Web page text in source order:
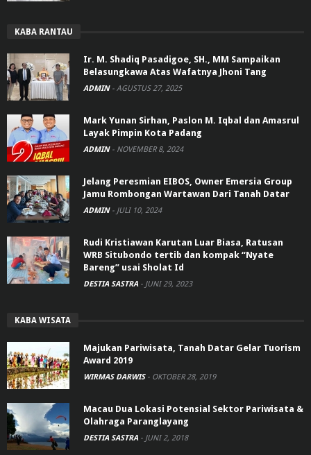
KABA RANTAU
Ir. M. Shadiq Pasadigoe, SH., MM Sampaikan
Belasungkawa Atas Wafatnya Jhoni Tang
ADMIN - AGUSTUS 27, 2025
Mark Yunan Sirhan, Paslon M. Iqbal dan Amasrul
Layak Pimpin Kota Padang
ADMIN - NOVEMBER 8, 2024
Jelang Peresmian EIBOS, Owner Emersia Group
Jamu Rombongan Wartawan Dari Tanah Datar
ADMIN - JULI 10, 2024
Rudi Kristiawan Karutan Luar Biasa, Ratusan
WRB Situbondo tertib dan kompak “Nyate
Bareng” usai Sholat Id
DESTIA SASTRA - JUNI 29, 2023
KABA WISATA
Majukan Pariwisata, Tanah Datar Gelar Tuorism
Award 2019
WIRMAS DARWIS - OKTOBER 28, 2019
Macau Dua Lokasi Potensial Sektor Pariwisata &
Olahraga Paranglayang
DESTIA SASTRA - JUNI 2, 2018